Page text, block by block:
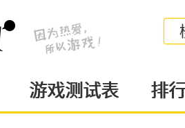
游戏测试表 排